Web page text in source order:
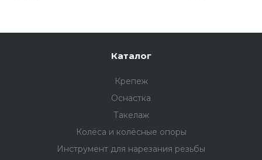
Каталог
Крепеж
Оснастка
Такелаж
Колёса и колëсные опоры
Инструмент для нарезания резьбы